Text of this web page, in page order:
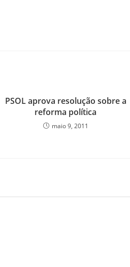
PSOL aprova resolução sobre a
reforma política
maio 9, 2011